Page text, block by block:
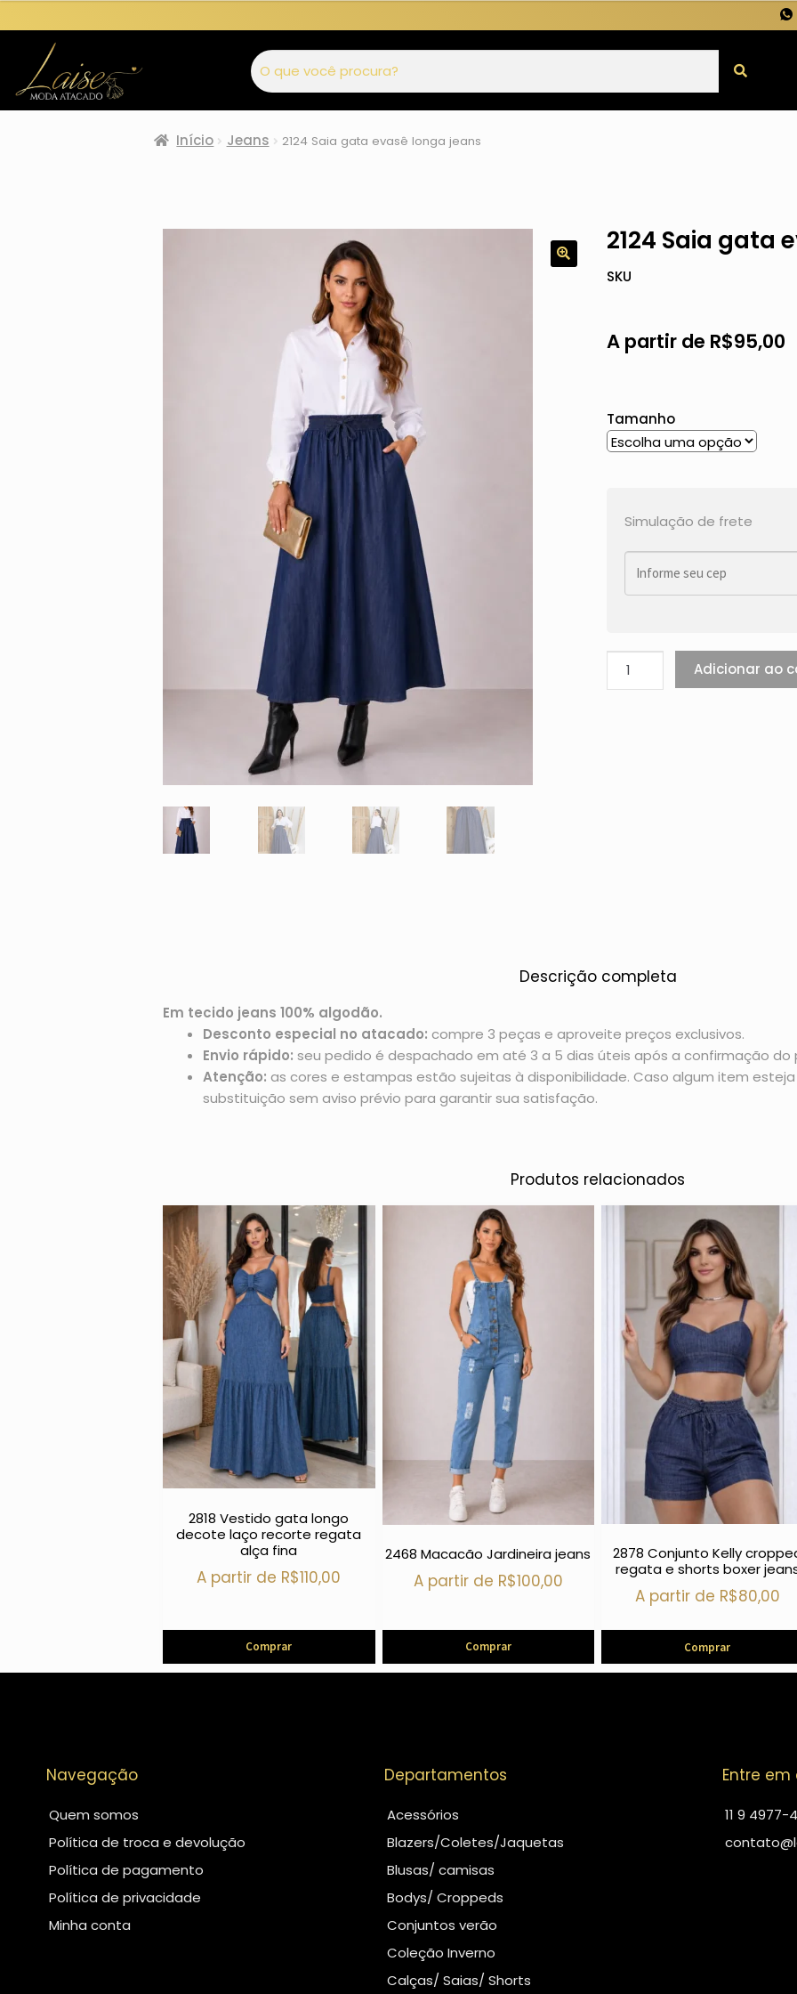
Início Jeans 2124 Saia gata evasê longa jeans
2124 Saia gata
SKU
A partir de R$95,00
Tamanho
Simulação de frete
Adicionar ao
Descrição completa
Em tecido jeans 100% algodão.
Desconto especial no atacado: compre 3 peças e aproveite preços exclusivos.
Envio rápido: seu pedido é despachado em até 3 a 5 dias úteis após a confirmação do
Atenção: as cores e estampas estão sujeitas à disponibilidade. Caso algum item
substituição sem aviso prévio para garantir sua satisfação.
Produtos relacionados
2818 Vestido gata longo
decote laço recorte regata
alça fina
A partir de R$110,00
Comprar
2468 Macacão Jardineira jeans
A partir de R$100,00
Comprar
2878 Conjunto Kelly
regata e shorts boxer
A partir de R$80,00
Comprar
Navegação
Quem somos
Política de troca e devolução
Política de pagamento
Política de privacidade
Minha conta
Departamentos
Acessórios
Blazers/Coletes/Jaquetas
Blusas/ camisas
Bodys/ Croppeds
Conjuntos verão
Coleção Inverno
Calças/ Saias/ Shorts
Entre
11 9 4977-